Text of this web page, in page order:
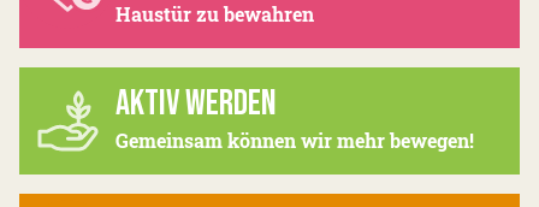
Haustür zu bewahren
AKTIV WERDEN
Gemeinsam können wir mehr bewegen!